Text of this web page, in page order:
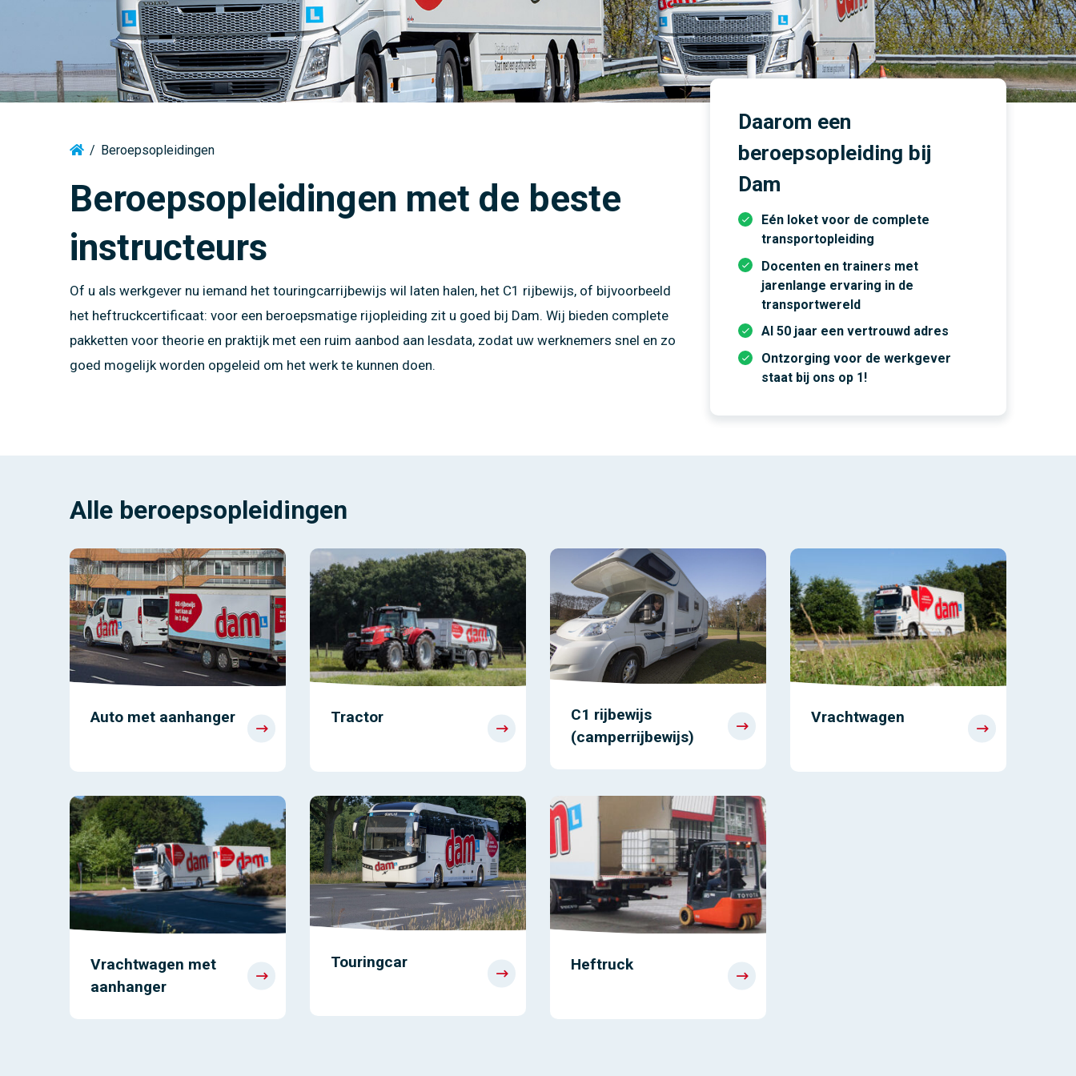
Camper
Veiligheidstraining elektrische
voertuigen tot 4250 kg
Vaarbewijs 1
Vaarbewijs 2
rijopleidingen
Persoonlijke aandacht staat
bij ons op 1
Vrachtwagen
voertuigen tot 4250 kg
Heftruck
Touringcar Vaste rijinstructeur
Al 50 jaar een vertrouwd
adres
Klantgericht communiceren
Het Nieuwe Rijden (HNR)
Rijoptimalisatie
EHBO
Heftruckcertificaat
Het Nieuwe Rijden (HNR)
“Summerschool” in
vakantieperiode!
Cursussen met en zonder
E-learning
Motor producten
Tractor producten
Camper (C1) producten
Touringcar producten
Vaarbewijs producten
Vrachtwagen producten
Vrachtwagen met aanhangwagen producten
Touringcar producten
/ Beroepsopleidingen
Beroepsopleidingen met de beste
instructeurs
Of u als werkgever nu iemand het touringcarrijbewijs wil laten halen, het C1 rijbewijs, of bijvoorbeeld
het heftruckcertificaat: voor een beroepsmatige rijopleiding zit u goed bij Dam. Wij bieden complete
pakketten voor theorie en praktijk met een ruim aanbod aan lesdata, zodat uw werknemers snel en zo
goed mogelijk worden opgeleid om het werk te kunnen doen.
Daarom een
beroepsopleiding bij
Dam
Eén loket voor de complete
transportopleiding
Docenten en trainers met
jarenlange ervaring in de
transportwereld
Al 50 jaar een vertrouwd adres
Ontzorging voor de werkgever
staat bij ons op 1!
Alle beroepsopleidingen
Auto met aanhanger Tractor
C1 rijbewijs
(camperrijbewijs)
Vrachtwagen
Vrachtwagen met
aanhanger
Touringcar Heftruck